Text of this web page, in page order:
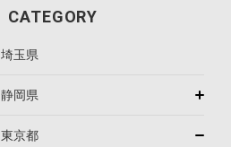
CATEGORY
埼玉県
静岡県
東京都